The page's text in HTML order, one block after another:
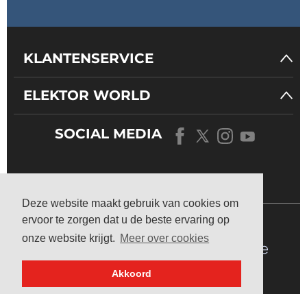
Deze website maakt gebruik van cookies om
ervoor te zorgen dat u de beste ervaring op
onze website krijgt. Meer over cookies
Akkoord
KLANTENSERVICE
ELEKTOR WORLD
SOCIAL MEDIA
ONSUNIVERSUM